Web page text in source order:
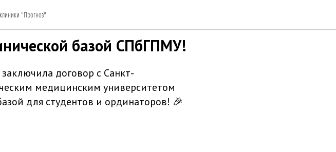
"Прогноз"
базой СПбГПМУ!
договор с Санкт-
медицинским университетом
для студентов и ординаторов! 🎉